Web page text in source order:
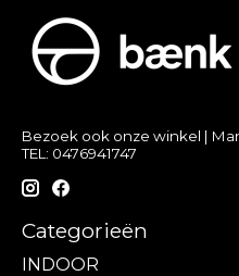
Bezoek ook onze winkel |
TEL: 0476941747
Categorieën
INDOOR